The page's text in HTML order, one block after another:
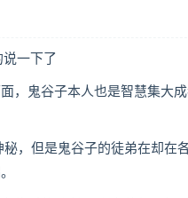
一下了
鬼谷子本人也是智慧集大成
，但是鬼谷子的徒弟在却在